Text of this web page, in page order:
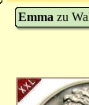
Emma zu